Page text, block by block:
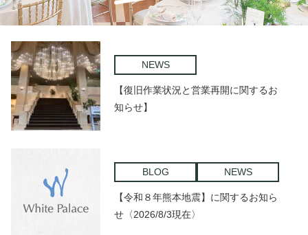
NEWS
【復旧作業状況と営業再開に関するお
知らせ】
BLOG NEWS
【令和８年熊本地震】に関するお知ら
せ〈2026/8/3現在〉